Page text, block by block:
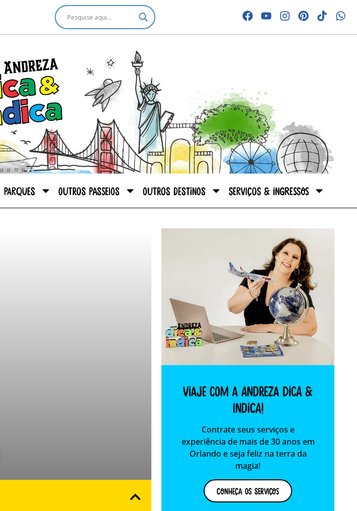
Parques Outros passeios Outros destinos Serviços & Ingressos
Viaje com a Andreza dica &
indica!
Contrate seus serviços e
experiência de mais de 30 anos em
Orlando e seja feliz na terra da
magia!
Conheça os Serviços